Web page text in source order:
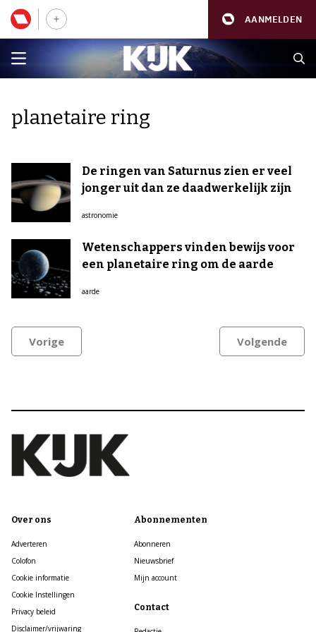
AANMELDEN
planetaire ring
De ringen van Saturnus zien er veel
jonger uit dan ze daadwerkelijk zijn
astronomie
Wetenschappers vinden bewijs voor
een planetaire ring om de aarde
aarde
Vorige Volgende
Over ons
Adverteren
Colofon
Cookie informatie
Cookie Instellingen
Privacy beleid
Disclaimer/vrijwaring
Abonnementen
Abonneren
Nieuwsbrief
Mijn account
Contact